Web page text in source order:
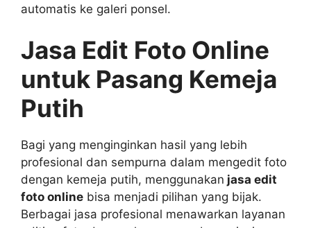
automatis ke galeri ponsel.
Jasa Edit Foto Online
untuk Pasang Kemeja
Putih
Bagi yang menginginkan hasil yang lebih
profesional dan sempurna dalam mengedit foto
dengan kemeja putih, menggunakan jasa edit
foto online bisa menjadi pilihan yang bijak.
Berbagai jasa profesional menawarkan layanan